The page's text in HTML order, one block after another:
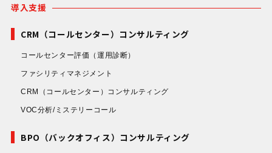
導入支援
CRM（コールセンター）コンサルティング
コールセンター評価 （運用診断）
ファシリティマネジメント
CRM（コールセンター）コンサルティング
VOC分析/ミステリーコール
BPO（バックオフィス）コンサルティング